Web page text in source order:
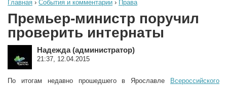
Главная › События и комментарии › Права
Премьер-министр поручил
проверить интернаты
Надежда (администратор)
21:37, 12.04.2015
По итогам недавно прошедшего в Ярославле
Всероссийского